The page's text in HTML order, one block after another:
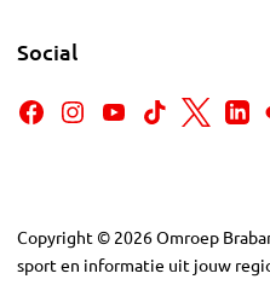
Social
Copyright © 2026Omroep
sport en informatie uit jouw